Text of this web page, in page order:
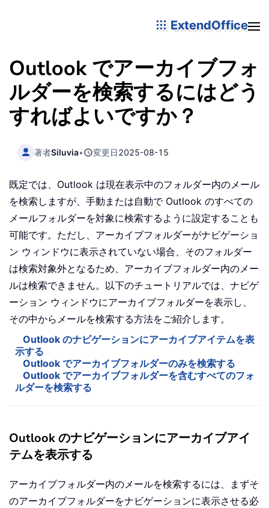
ExtendOffice
Outlook でアーカイブフォ
ルダーを検索するにはどう
すればよいですか？
著者Siluvia• 変更日2025-08-15
既定では、Outlook は現在表示中のフォルダー内のメール
を検索しますが、手動または自動で Outlook のすべての
メールフォルダーを対象に検索するように設定することも
可能です。ただし、アーカイブフォルダーがナビゲーショ
ン ウィンドウに表示されていない場合、そのフォルダー
は検索対象外となるため、アーカイブフォルダー内のメー
ルは検索できません。以下のチュートリアルでは、ナビゲ
ーション ウィンドウにアーカイブフォルダーを表示し、
その中からメールを検索する方法をご紹介します。
Outlook のナビゲーションにアーカイブアイテムを表
示する
Outlook でアーカイブフォルダーのみを検索する
Outlook でアーカイブフォルダーを含むすべてのフォ
ルダーを検索する
Outlook のナビゲーションにアーカイブアイ
テムを表示する
アーカイブフォルダー内のメールを検索するには、まずそ
のアーカイブフォルダーをナビゲーションに表示させる必